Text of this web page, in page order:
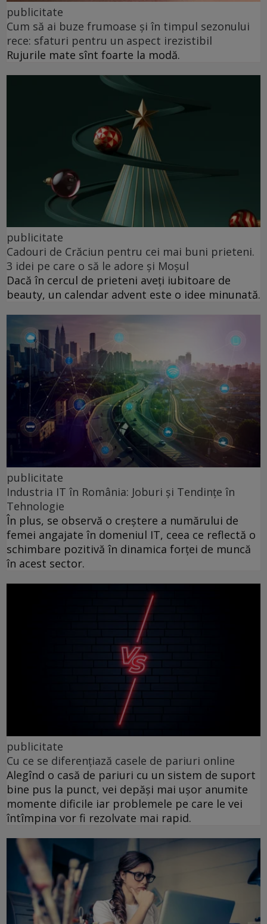
publicitate
Cum să ai buze frumoase şi în timpul sezonului
rece: sfaturi pentru un aspect irezistibil
Rujurile mate sînt foarte la modă.
publicitate
Cadouri de Crăciun pentru cei mai buni prieteni.
3 idei pe care o să le adore și Moșul
Dacă în cercul de prieteni aveți iubitoare de
beauty, un calendar advent este o idee minunată.
publicitate
Industria IT în România: Joburi și Tendințe în
Tehnologie
În plus, se observă o creștere a numărului de
femei angajate în domeniul IT, ceea ce reflectă o
schimbare pozitivă în dinamica forței de muncă
în acest sector.
publicitate
Cu ce se diferențiază casele de pariuri online
Alegînd o casă de pariuri cu un sistem de suport
bine pus la punct, vei depăși mai ușor anumite
momente dificile iar problemele pe care le vei
întîmpina vor fi rezolvate mai rapid.